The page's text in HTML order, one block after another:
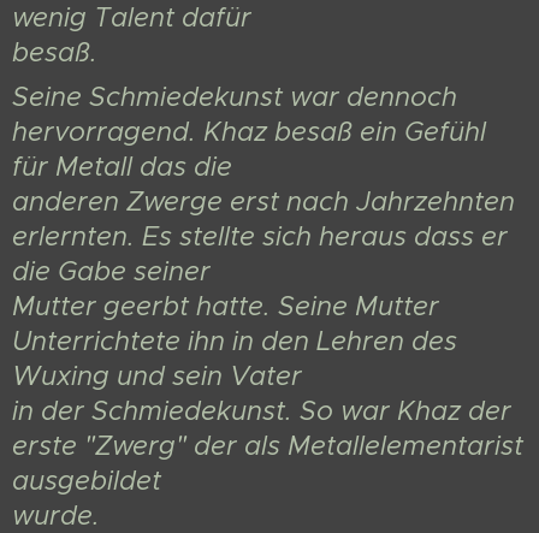
wenig Talent dafür
besaß.
Seine Schmiedekunst war dennoch
hervorragend. Khaz besaß ein Gefühl
für Metall das die
anderen Zwerge erst nach Jahrzehnten
erlernten. Es stellte sich heraus dass er
die Gabe seiner
Mutter geerbt hatte. Seine Mutter
Unterrichtete ihn in den Lehren des
Wuxing und sein Vater
in der Schmiedekunst. So war Khaz der
erste "Zwerg" der als Metallelementarist
ausgebildet
wurde.